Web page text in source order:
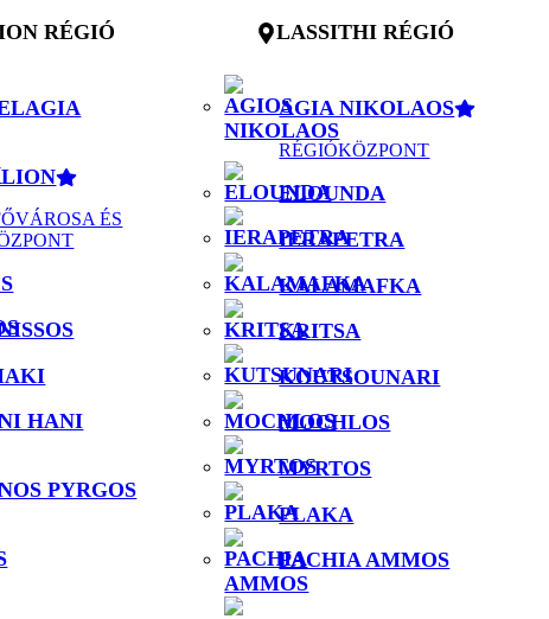
RÉGIÓ
ÉS
HANI
PYRGOS
LASSITHI RÉGIÓ
AGIA NIKOLAOS
RÉGIÓKÖZPONT
ELOUNDA
IERAPETRA
KALAMAFKA
KRITSA
KOUTSOUNARI
MOCHLOS
MYRTOS
PLAKA
PACHIA AMMOS